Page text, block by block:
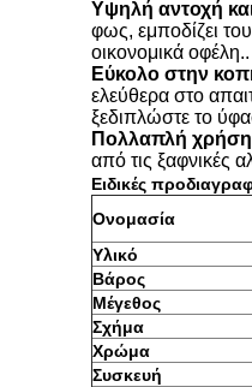
Υψηλή αντοχή
φως, εμποδίζει
οικονομικά οφέλη..
Εύκολο στην
ελεύθερα στο
ξεδιπλώστε το
Πολλαπλή
από τις ξαφνικές
Ειδικές
Ονομασία
Υλικό
Βάρος
Μέγεθος
Σχήμα
Χρώμα
Συσκευή